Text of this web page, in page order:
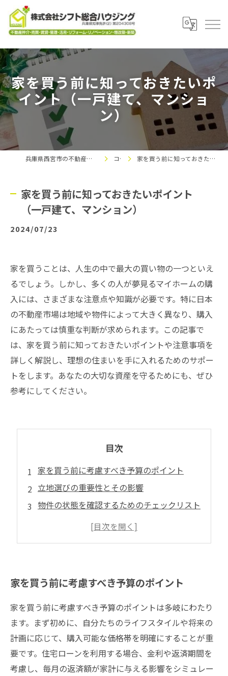
家を買う前に知っておきたいポ
イント（一戸建て、マンショ
ン）
兵庫県西宮市の不動産なら株式会社シフト総合ハウジング コラム 家を買う前に知っておきたいポイント（一戸建て、マンション）
家を買う前に知っておきたいポイント
（一戸建て、マンション）
2024/07/23
家を買うことは、人生の中で最大の買い物の一つといえ
るでしょう。しかし、多くの人が夢見るマイホームの購
入には、さまざまな注意点や知識が必要です。特に日本
の不動産市場は地域や物件によって大きく異なり、購入
にあたっては慎重な判断が求められます。この記事で
は、家を買う前に知っておきたいポイントや注意事項を
詳しく解説し、理想の住まいを手に入れるためのサポー
トをします。あなたの大切な資産を守るためにも、ぜひ
参考にしてください。
目次
家を買う前に考慮すべき予算のポイント
立地選びの重要性とその影響
物件の状態を確認するためのチェックリスト
住宅ローンの種類と選び方
家を買う前に考慮すべき予算のポイント
家を買う前に考慮すべき予算のポイントは多岐にわたり
ます。まず初めに、自分たちのライフスタイルや将来の
計画に応じて、購入可能な価格帯を明確にすることが重
要です。住宅ローンを利用する場合、金利や返済期間を
考慮し、毎月の返済額が家計に与える影響をシミュレー